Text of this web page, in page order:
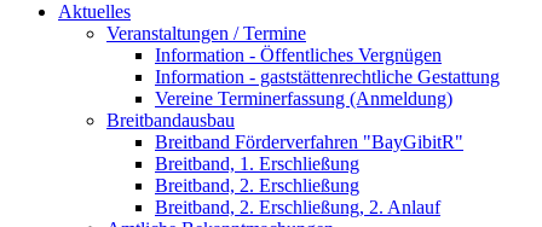
Aktuelles
Veranstaltungen / Termine
Information - Öffentliches Vergnügen
Information - gaststättenrechtliche Gestattung
Vereine Terminerfassung (Anmeldung)
Breitbandausbau
Breitband Förderverfahren "BayGibitR"
Breitband, 1. Erschließung
Breitband, 2. Erschließung
Breitband, 2. Erschließung, 2. Anlauf